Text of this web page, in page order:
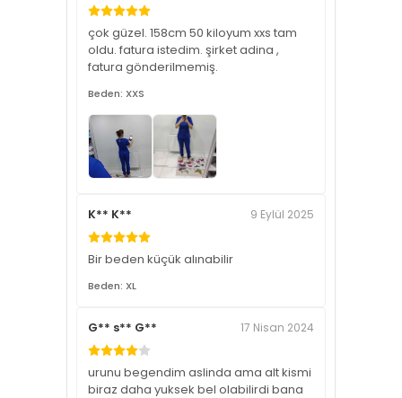
çok güzel. 158cm 50 kiloyum xxs tam
oldu. fatura istedim. şirket adina ,
fatura gönderilmemiş.
Beden: XXS
K** K** 9 Eylül 2025
Bir beden küçük alınabilir
Beden: XL
G** s** G** 17 Nisan 2024
urunu begendim aslinda ama alt kismi
biraz daha yuksek bel olabilirdi bana